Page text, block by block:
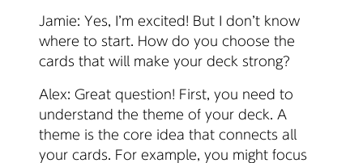
Jamie: Yes, I’m excited! But I don’t know
where to start. How do you choose the
cards that will make your deck strong?
Alex: Great question! First, you need to
understand the theme of your deck. A
theme is the core idea that connects all
your cards. For example, you might focus